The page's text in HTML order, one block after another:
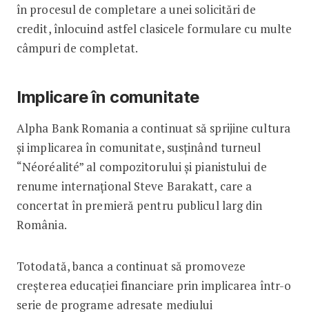
în procesul de completare a unei solicitări de
credit, înlocuind astfel clasicele formulare cu multe
câmpuri de completat.
Implicare în comunitate
Alpha Bank Romania a continuat să sprijine cultura
și implicarea în comunitate, susținând turneul
“Néoréalité” al compozitorului și pianistului de
renume internațional Steve Barakatt, care a
concertat în premieră pentru publicul larg din
România.
Totodată, banca a continuat să promoveze
creșterea educației financiare prin implicarea într-o
serie de programe adresate mediului